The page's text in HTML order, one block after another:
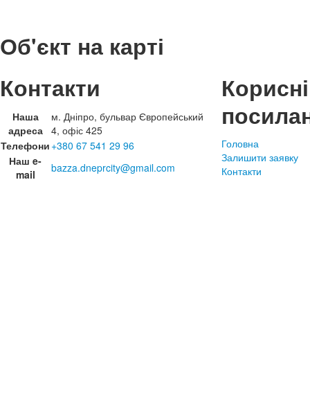
Об'єкт на карті
Контакти
Наша
адреса
м. Дніпро, бульвар Європейський
4, офіс 425
Телефони +380 67 541 29 96
Наш e-
mail
bazza.dneprcity@gmail.com
Корисні
Головна
Залишити заявку
Контакти